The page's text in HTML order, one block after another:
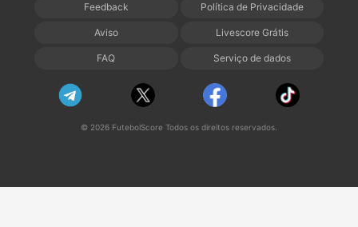
Feedback Política de Privacidade
Aviso Livescore Grátis
FAQ Serviço de dados
© 2026 FutebolScore Todos os direitos reservados.